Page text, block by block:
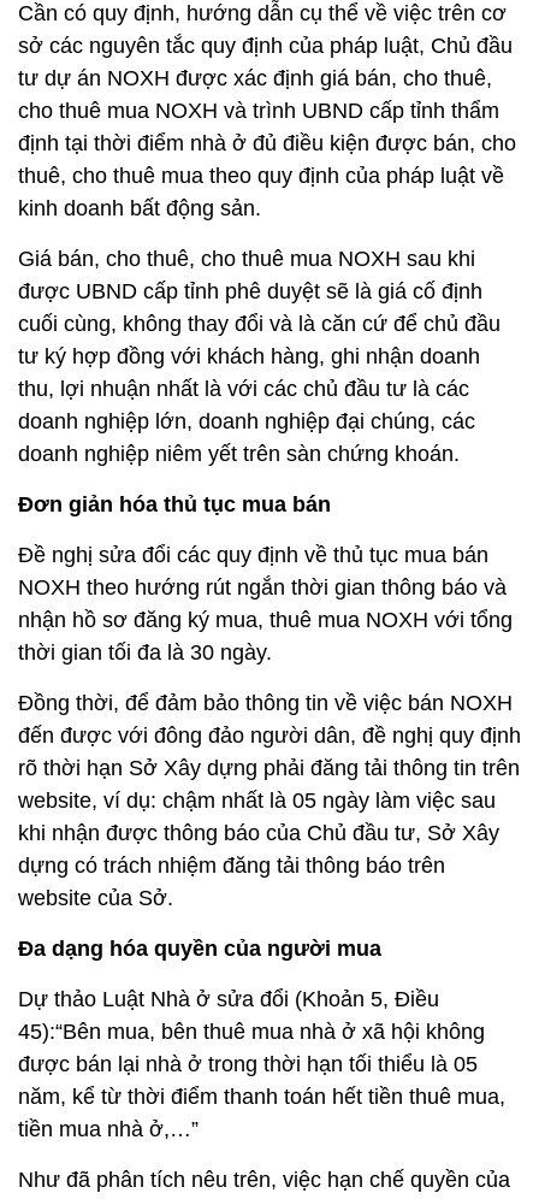
Cần có quy định, hướng dẫn cụ thể về việc trên cơ
sở các nguyên tắc quy định của pháp luật, Chủ đầu
tư dự án NOXH được xác định giá bán, cho thuê,
cho thuê mua NOXH và trình UBND cấp tỉnh thẩm
định tại thời điểm nhà ở đủ điều kiện được bán, cho
thuê, cho thuê mua theo quy định của pháp luật về
kinh doanh bất động sản.
Giá bán, cho thuê, cho thuê mua NOXH sau khi
được UBND cấp tỉnh phê duyệt sẽ là giá cố định
cuối cùng, không thay đổi và là căn cứ để chủ đầu
tư ký hợp đồng với khách hàng, ghi nhận doanh
thu, lợi nhuận nhất là với các chủ đầu tư là các
doanh nghiệp lớn, doanh nghiệp đại chúng, các
doanh nghiệp niêm yết trên sàn chứng khoán.
Đơn giản hóa thủ tục mua bán
Đề nghị sửa đổi các quy định về thủ tục mua bán
NOXH theo hướng rút ngắn thời gian thông báo và
nhận hồ sơ đăng ký mua, thuê mua NOXH với tổng
thời gian tối đa là 30 ngày.
Đồng thời, để đảm bảo thông tin về việc bán NOXH
đến được với đông đảo người dân, đề nghị quy định
rõ thời hạn Sở Xây dựng phải đăng tải thông tin trên
website, ví dụ: chậm nhất là 05 ngày làm việc sau
khi nhận được thông báo của Chủ đầu tư, Sở Xây
dựng có trách nhiệm đăng tải thông báo trên
website của Sở.
Đa dạng hóa quyền của người mua
Dự thảo Luật Nhà ở sửa đổi (Khoản 5, Điều
45):“Bên mua, bên thuê mua nhà ở xã hội không
được bán lại nhà ở trong thời hạn tối thiểu là 05
năm, kể từ thời điểm thanh toán hết tiền thuê mua,
tiền mua nhà ở,…”
Như đã phân tích nêu trên, việc hạn chế quyền của